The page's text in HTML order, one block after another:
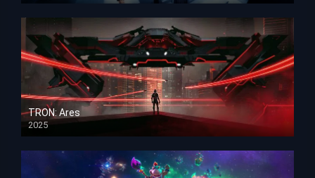
TRON: Ares
2025
HD 1080p